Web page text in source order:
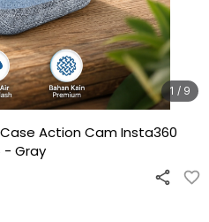
1 / 9
Case Action Cam Insta360
- Gray